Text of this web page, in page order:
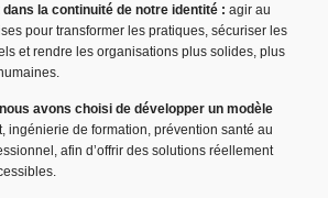
la continuité de notre identité : agir au
pour transformer les pratiques, sécuriser les
et rendre les organisations plus solides, plus
avons choisi de développer un modèle
ingénierie de formation, prévention santé au
afin d’offrir des solutions réellement